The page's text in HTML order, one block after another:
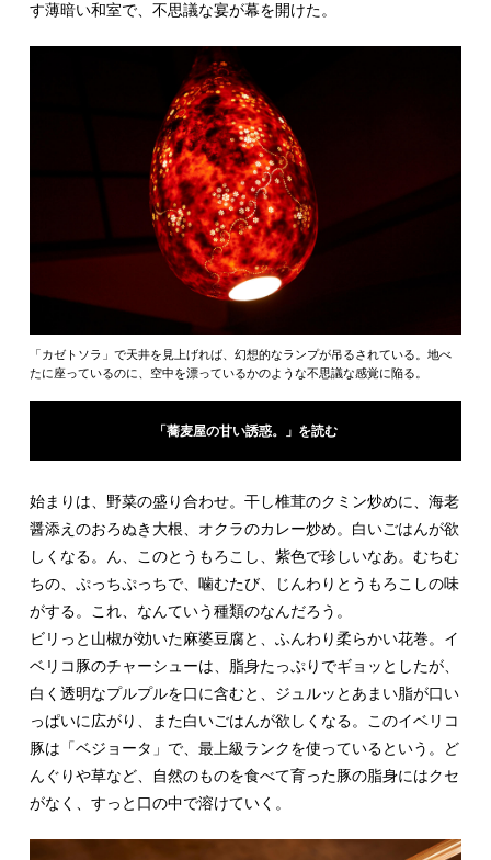
す薄暗い和室で、不思議な宴が幕を開けた。
「カゼトソラ」で天井を見上げれば、幻想的なランプが吊るされている。地べ
たに座っているのに、空中を漂っているかのような不思議な感覚に陥る。
「蕎麦屋の甘い誘惑。」を読む
始まりは、野菜の盛り合わせ。干し椎茸のクミン炒めに、海老
醤添えのおろぬき大根、オクラのカレー炒め。白いごはんが欲
しくなる。ん、このとうもろこし、紫色で珍しいなあ。むちむ
ちの、ぷっちぷっちで、噛むたび、じんわりとうもろこしの味
がする。これ、なんていう種類のなんだろう。
ビリっと山椒が効いた麻婆豆腐と、ふんわり柔らかい花巻。イ
ベリコ豚のチャーシューは、脂身たっぷりでギョッとしたが、
白く透明なプルプルを口に含むと、ジュルッとあまい脂が口い
っぱいに広がり、また白いごはんが欲しくなる。このイベリコ
豚は「ベジョータ」で、最上級ランクを使っているという。ど
んぐりや草など、自然のものを食べて育った豚の脂身にはクセ
がなく、すっと口の中で溶けていく。